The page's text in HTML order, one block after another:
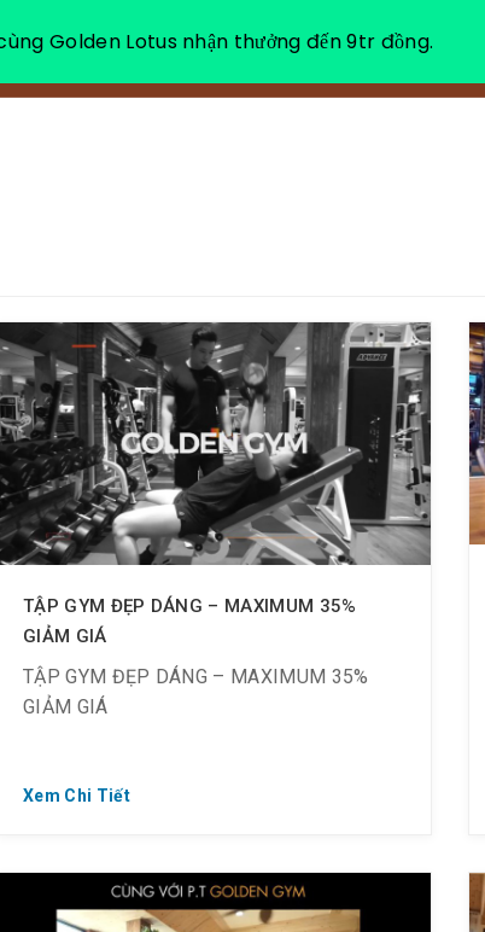
VỀ CHÚNG TÔI NGHỈ DƯỠNG THƯ GIÃN
TẬP GYM ĐẸP DÁNG – MAXIMUM 35%
GIẢM GIÁ
TẬP GYM ĐẸP DÁNG – MAXIMUM 35%
GIẢM GIÁ
? Khi mua gói Membership, Maximum 35%
OFF:
Xem Chi Tiết
Golden Lotus nhận thưởng đến 9tr đồng.